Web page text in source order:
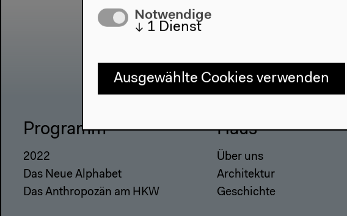
Programm
2022
Das Neue Alphabet
Das Anthropozän am HKW
Haus
Über uns
Architektur
Geschichte
Notwendige
↓ 1 Dienst
Ausgewählte Cookies verwenden